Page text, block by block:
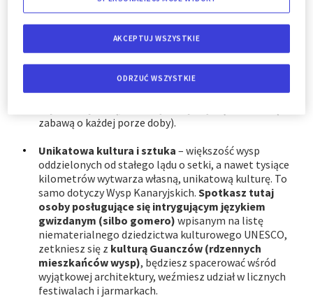
imponujące wieloryby, figlarne delfiny czy
sympatyczne żółwie karetta.
Ogromne zróżnicowanie– coś dla siebie znajdą tu
miłośnicy każdej formy odpoczynku. Poszczególne
wyspy są odmienne zarówno pod względem krajobrazu,
jak i charakteru (np. wyspa La Gomera uchodzi za
zabawą o każdej porze doby).
Unikatowa kultura i sztuka – większość wysp
oddzielonych od stałego lądu o setki, a nawet tysiące
kilometrów wytwarza własną, unikatową kulturę. To
samo dotyczy Wysp Kanaryjskich. Spotkasz tutaj
osoby posługujące się intrygującym językiem
gwizdanym (silbo gomero) wpisanym na listę
niematerialnego dziedzictwa kulturowego UNESCO,
zetkniesz się z kulturą Guanczów (rdzennych
mieszkańców wysp), będziesz spacerować wśród
wyjątkowej architektury, weźmiesz udział w licznych
festiwalach i jarmarkach.
ODRZUĆ WSZYSTKIE
AKCEPTUJ WSZYSTKIE